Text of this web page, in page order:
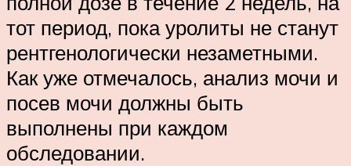
тот период, пока уролиты не станут
рентгенологически незаметными.
Как уже отмечалось, анализ мочи и
посев мочи должны быть
выполнены при каждом
обследовании.